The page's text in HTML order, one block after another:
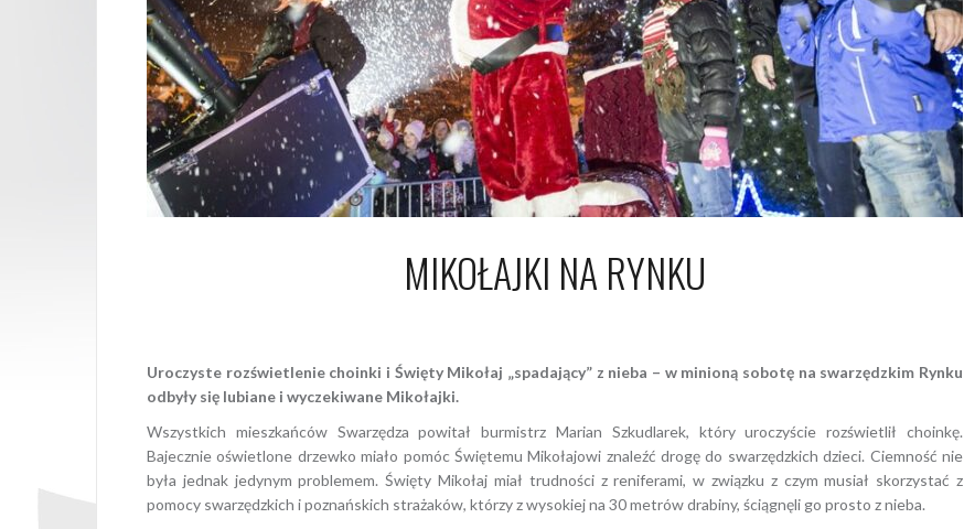
MIKOŁAJKI NA RYNKU
Uroczyste rozświetlenie choinki i Święty Mikołaj „spadający” z nieba – w minioną sobotę na swarzędzkim Rynku
odbyły się lubiane i wyczekiwane Mikołajki.
Wszystkich mieszkańców Swarzędza powitał burmistrz Marian Szkudlarek, który uroczyście rozświetlił choinkę.
Bajecznie oświetlone drzewko miało pomóc Świętemu Mikołajowi znaleźć drogę do swarzędzkich dzieci. Ciemność nie
była jednak jedynym problemem. Święty Mikołaj miał trudności z reniferami, w związku z czym musiał skorzystać z
pomocy swarzędzkich i poznańskich strażaków, którzy z wysokiej na 30 metrów drabiny, ściągnęli go prosto z nieba.